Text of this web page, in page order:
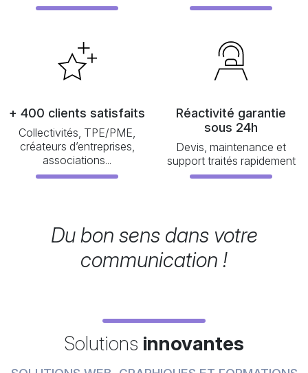
+ 400 clients satisfaits
Collectivités, TPE/PME,
créateurs d’entreprises,
associations...
Réactivité garantie
sous 24h
Devis, maintenance et
support traités rapidement
Du bon sens dans votre
communication !
Solutions innovantes